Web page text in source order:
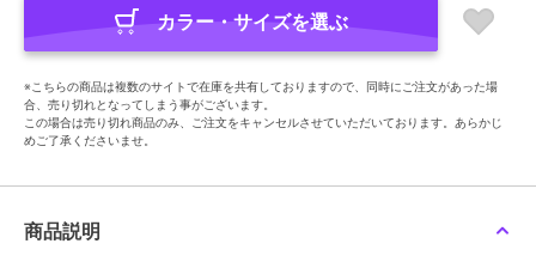
カラー・サイズを選ぶ
※こちらの商品は複数のサイトで在庫を共有しておりますので、同時にご注文があった場
合、売り切れとなってしまう事がございます。
この場合は売り切れ商品のみ、ご注文をキャンセルさせていただいております。あらかじ
めご了承くださいませ。
商品説明